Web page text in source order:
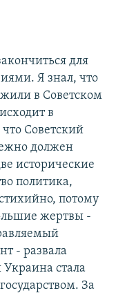
для
Я знал, что
в Советском
в
Советский
должен
исторические
политика,
потому
жертвы -
- развала
Украина стала
За